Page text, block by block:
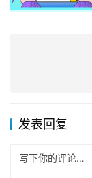
发表回复